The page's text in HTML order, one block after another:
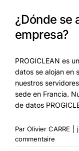
¿Dónde se
empresa?
PROGICLEAN es
datos se alojan en
nuestros
sede en Francia.
de datos
Par Olivier CARRE
commentaire